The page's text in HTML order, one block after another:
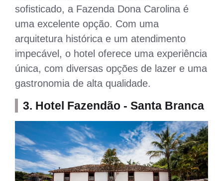
sofisticado, a Fazenda Dona Carolina é
uma excelente opção. Com uma
arquitetura histórica e um atendimento
impecável, o hotel oferece uma experiência
única, com diversas opções de lazer e uma
gastronomia de alta qualidade.
3. Hotel Fazendão - Santa Branca